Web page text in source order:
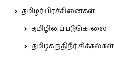
தமிழர் பிரச்சினைகள்
தமிழினப் படுகொலை
தமிழக நதிநீர் சிக்கல்கள்